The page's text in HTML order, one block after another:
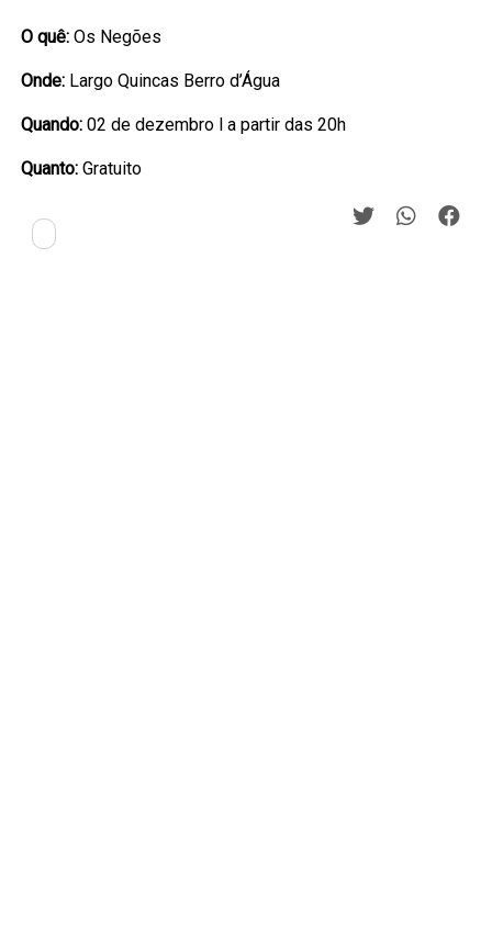
O quê: Os Negões
Onde: Largo Quincas Berro d’Água
Quando: 02 de dezembro l a partir das 20h
Quanto: Gratuito